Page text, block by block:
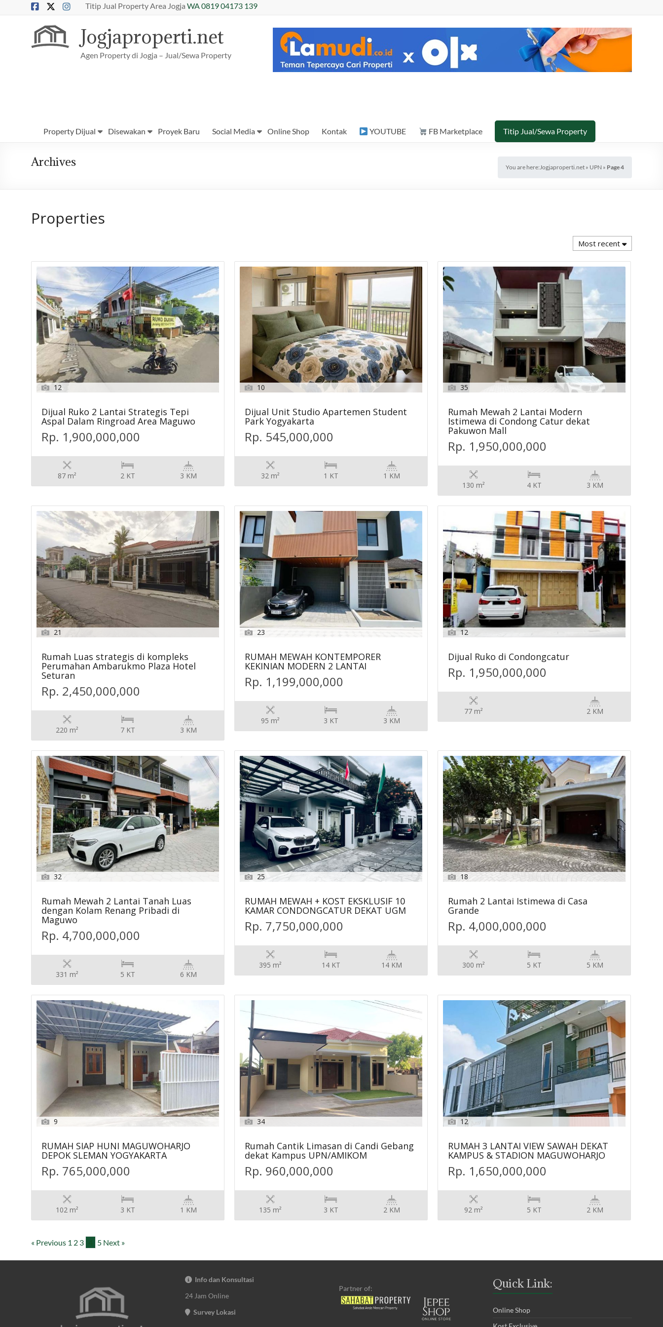
Titip Jual Property Area Jogja WA 0819 04173 139
Jogjaproperti.net
Agen Property di Jogja – Jual/Sewa Property
Property Dijual Disewakan Proyek Baru Social Media Online Shop Kontak YOUTUBE FB Marketplace Titip Jual/Sewa Property
Archives You are here:Jogjaproperti.net » UPN » Page 4
Properties
Most recent
12
Dijual Ruko 2 Lantai Strategis Tepi
Aspal Dalam Ringroad Area Maguwo
Rp. 1,900,000,000
87 m² 2 KT 3 KM
10
Dijual Unit Studio Apartemen Student
Park Yogyakarta
Rp. 545,000,000
32 m² 1 KT 1 KM
35
Rumah Mewah 2 Lantai Modern
Istimewa di Condong Catur dekat
Pakuwon Mall
Rp. 1,950,000,000
130 m² 4 KT 3 KM
21
Rumah Luas strategis di kompleks
Perumahan Ambarukmo Plaza Hotel
Seturan
Rp. 2,450,000,000
220 m² 7 KT 3 KM
23
RUMAH MEWAH KONTEMPORER
KEKINIAN MODERN 2 LANTAI
Rp. 1,199,000,000
95 m² 3 KT 3 KM
12
Dijual Ruko di Condongcatur
Rp. 1,950,000,000
77 m² 2 KM
32
Rumah Mewah 2 Lantai Tanah Luas
dengan Kolam Renang Pribadi di
Maguwo
Rp. 4,700,000,000
331 m² 5 KT 6 KM
25
RUMAH MEWAH + KOST EKSKLUSIF 10
KAMAR CONDONGCATUR DEKAT UGM
Rp. 7,750,000,000
395 m² 14 KT 14 KM
18
Rumah 2 Lantai Istimewa di Casa
Grande
Rp. 4,000,000,000
300 m² 5 KT 5 KM
9
RUMAH SIAP HUNI MAGUWOHARJO
DEPOK SLEMAN YOGYAKARTA
Rp. 765,000,000
102 m² 3 KT 1 KM
34
Rumah Cantik Limasan di Candi Gebang
dekat Kampus UPN/AMIKOM
Rp. 960,000,000
135 m² 3 KT 2 KM
12
RUMAH 3 LANTAI VIEW SAWAH DEKAT
KAMPUS & STADION MAGUWOHARJO
Rp. 1,650,000,000
92 m² 5 KT 2 KM
« Previous 1 2 3 5 Next »
Info dan Konsultasi
24 Jam Online
Survey Lokasi
Partner of: Quick Link:
Online Shop